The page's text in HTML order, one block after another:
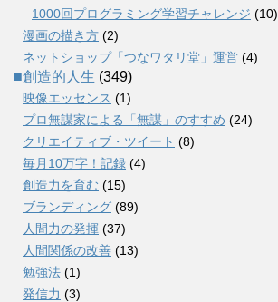
1000回プログラミング学習チャレンジ (10)
漫画の描き方 (2)
ネットショップ「つなワタリ堂」運営 (4)
■創造的人生 (349)
映像エッセンス (1)
プロ無謀家による「無謀」のすすめ (24)
クリエイティブ・ツイート (8)
毎月10万字！記録 (4)
創造力を育む (15)
ブランディング (89)
人間力の発揮 (37)
人間関係の改善 (13)
勉強法 (1)
発信力 (3)